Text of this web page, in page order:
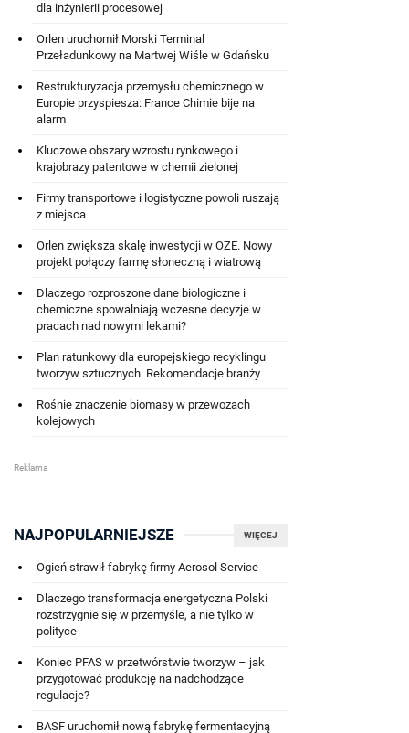
dla inżynierii procesowej
Orlen uruchomił Morski Terminal
Przeładunkowy na Martwej Wiśle w Gdańsku
Restrukturyzacja przemysłu chemicznego w
Europie przyspiesza: France Chimie bije na
alarm
Kluczowe obszary wzrostu rynkowego i
krajobrazy patentowe w chemii zielonej
Firmy transportowe i logistyczne powoli ruszają
z miejsca
Orlen zwiększa skalę inwestycji w OZE. Nowy
projekt połączy farmę słoneczną i wiatrową
Dlaczego rozproszone dane biologiczne i
chemiczne spowalniają wczesne decyzje w
pracach nad nowymi lekami?
Plan ratunkowy dla europejskiego recyklingu
tworzyw sztucznych. Rekomendacje branży
Rośnie znaczenie biomasy w przewozach
kolejowych
WIĘCEJ
NAJPOPULARNIEJSZE
Ogień strawił fabrykę firmy Aerosol Service
Dlaczego transformacja energetyczna Polski
rozstrzygnie się w przemyśle, a nie tylko w
polityce
Koniec PFAS w przetwórstwie tworzyw – jak
przygotować produkcję na nadchodzące
regulacje?
BASF uruchomił nową fabrykę fermentacyjną